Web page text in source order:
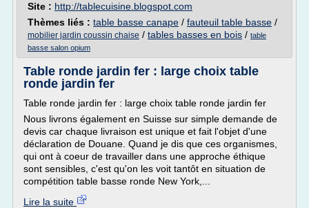
Site : http://tablecuisine.blogspot.com
Thèmes liés : table basse canape / fauteuil table basse /
mobilier jardin coussin chaise / tables basses en bois / table
basse salon opium
Table ronde jardin fer : large choix table
ronde jardin fer
Table ronde jardin fer : large choix table ronde jardin fer
Nous livrons également en Suisse sur simple demande de
devis car chaque livraison est unique et fait l'objet d'une
déclaration de Douane. Quand je dis que ces organismes,
qui ont à coeur de travailler dans une approche éthique
sont sensibles, c'est qu'on les voit tantôt en situation de
compétition table basse ronde New York,...
Lire la suite